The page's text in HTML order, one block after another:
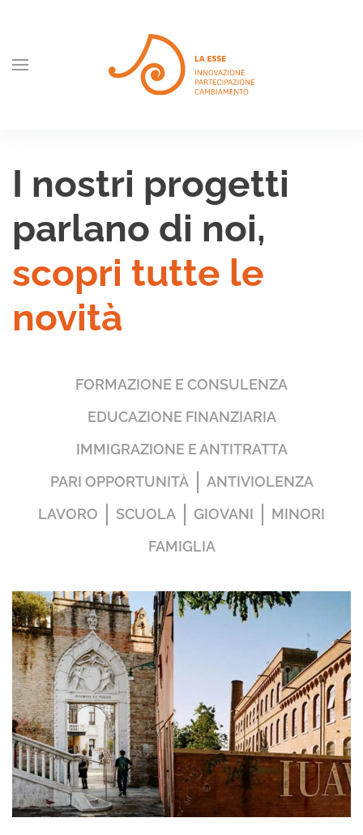
Skip to main content
I nostri progetti
parlano di noi,
scopri tutte le
novità
FORMAZIONE E CONSULENZA
EDUCAZIONE FINANZIARIA
IMMIGRAZIONE E ANTITRATTA
PARI OPPORTUNITÀ
ANTIVIOLENZA
LAVORO
SCUOLA GIOVANI
MINORI
FAMIGLIA